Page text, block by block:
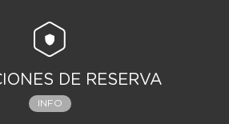
DE RESERVA
INFO